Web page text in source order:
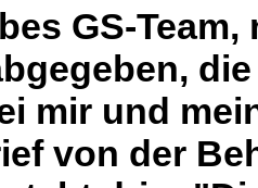
GS-
mir und
von der